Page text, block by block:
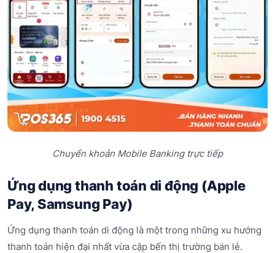
Chuyển khoản Mobile Banking trực tiếp
Ứng dụng thanh toán di động (Apple
Pay, Samsung Pay)
Ứng dụng thanh toán di động là một trong những xu hướng
thanh toán hiện đại nhất vừa cập bến thị trường bán lẻ.